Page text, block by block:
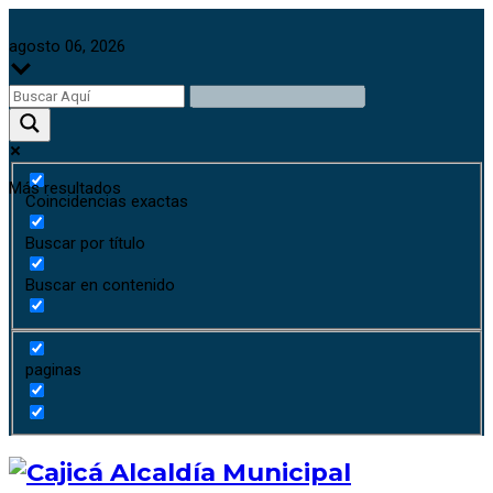
agosto 06, 2026
Más resultados
Coincidencias exactas
Buscar por título
Buscar en contenido
paginas